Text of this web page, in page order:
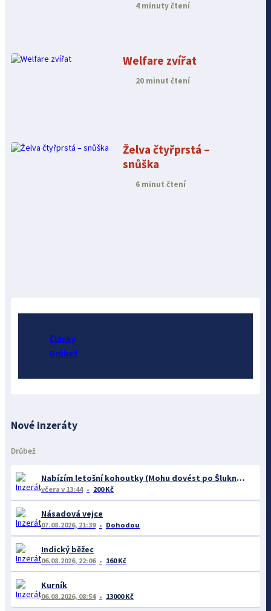
4 minuty čtení
Welfare zvířat
20 minut čtení
Želva čtyřprstá –
snůška
6 minut čtení
Články
Drůbež
Nové inzeráty
Drůbež
Nabízím letošní kohoutky (Mohu dovést po Šluknovském výběžku.)
včera v 13:44 200 Kč
Násadová vejce
07.08.2026, 21:39 Dohodou
Indický běžec
06.08.2026, 22:06 160 Kč
Kurník
06.08.2026, 08:54 13000 Kč